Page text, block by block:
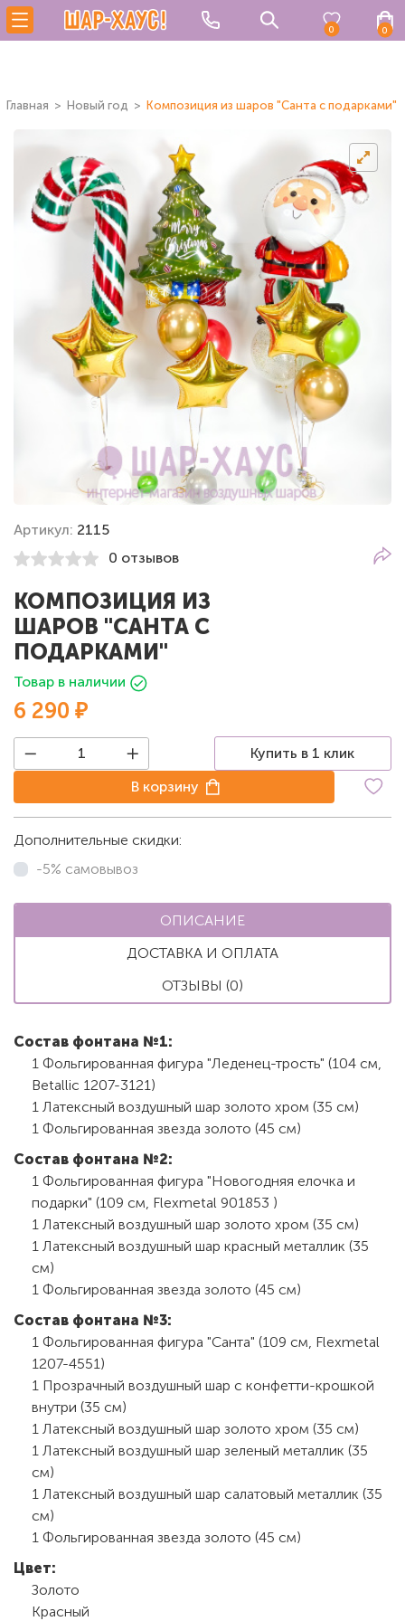
0 0
Главная Новый год Композиция из шаров "Санта с подарками"
Артикул: 2115
0 отзывов
КОМПОЗИЦИЯ ИЗ
ШАРОВ "САНТА С
ПОДАРКАМИ"
Товар в наличии
6 290 ₽
Купить в 1 клик
В корзину
Дополнительные скидки:
-5% самовывоз
ОПИСАНИЕ
ДОСТАВКА И ОПЛАТА
ОТЗЫВЫ (0)
Состав фонтана №1:
1 Фольгированная фигура "Леденец-трость" (104 см,
Betallic 1207-3121)
1 Латексный воздушный шар золото хром (35 см)
1 Фольгированная звезда золото (45 см)
Состав фонтана №2:
1 Фольгированная фигура "Новогодняя елочка и
подарки" (109 см, Flexmetal 901853 )
1 Латексный воздушный шар золото хром (35 см)
1 Латексный воздушный шар красный металлик (35
см)
1 Фольгированная звезда золото (45 см)
Состав фонтана №3:
1 Фольгированная фигура "Санта" (109 см, Flexmetal
1207-4551)
1 Прозрачный воздушный шар с конфетти-крошкой
внутри (35 см)
1 Латексный воздушный шар золото хром (35 см)
1 Латексный воздушный шар зеленый металлик (35
см)
1 Латексный воздушный шар салатовый металлик (35
см)
1 Фольгированная звезда золото (45 см)
Цвет:
Золото
Красный